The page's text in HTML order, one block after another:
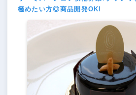
極めたい方◎商品開発OK!